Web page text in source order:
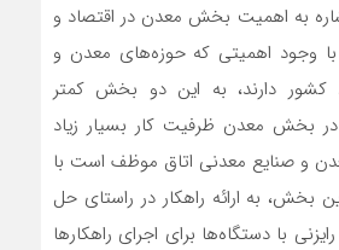
به اهمیت بخش‌ معدن در اقتصاد و
وجود اهمیتی که حوزه‌های معدن و
کشور دارند، به این دو بخش کمتر
بخش معدن ظرفیت کار بسیار زیاد
و صنایع معدنی اتاق موظف است با
بخش، به ارائه راهکار در راستای حل
با دستگاه‌ها برای اجرای راهکارها